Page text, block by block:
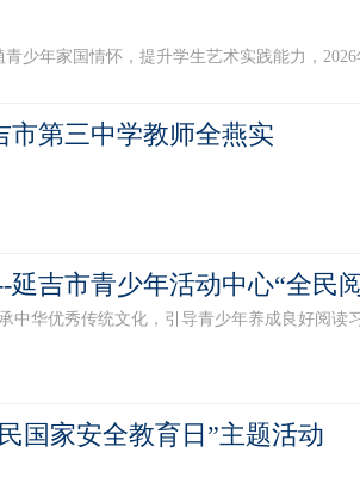
青少年家国情怀，提升学生艺术实践能力，
第三中学教师全燕实
延吉市青少年活动中心“全民
中华优秀传统文化，引导青少年养成良好阅
国家安全教育日”主题活动